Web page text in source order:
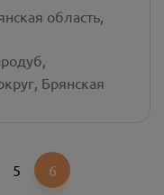
область,
Брянская
5
6